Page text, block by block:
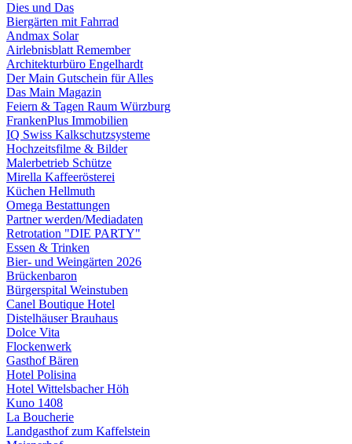
Dies und Das
Biergärten mit Fahrrad
Andmax Solar
Airlebnisblatt Remember
Architekturbüro Engelhardt
Der Main Gutschein für Alles
Das Main Magazin
Feiern & Tagen Raum Würzburg
FrankenPlus Immobilien
IQ Swiss Kalkschutzsysteme
Hochzeitsfilme & Bilder
Malerbetrieb Schütze
Mirella Kaffeerösterei
Küchen Hellmuth
Omega Bestattungen
Partner werden/Mediadaten
Retrotation "DIE PARTY"
Essen & Trinken
Bier- und Weingärten 2026
Brückenbaron
Bürgerspital Weinstuben
Canel Boutique Hotel
Distelhäuser Brauhaus
Dolce Vita
Flockenwerk
Gasthof Bären
Hotel Polisina
Hotel Wittelsbacher Höh
Kuno 1408
La Boucherie
Landgasthof zum Kaffelstein